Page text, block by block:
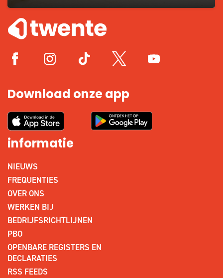
Download onze app
informatie
NIEUWS
FREQUENTIES
OVER ONS
WERKEN BIJ
BEDRIJFSRICHTLIJNEN
PBO
OPENBARE REGISTERS EN
DECLARATIES
RSS FEEDS